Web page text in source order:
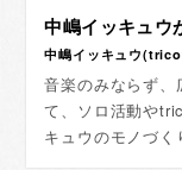
中嶋イッキュウ
中嶋イッキュウ
音楽のみならず、
て、ソロ活動や
キュウのモノづく